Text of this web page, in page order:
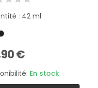
: 42 ml
€
En stock